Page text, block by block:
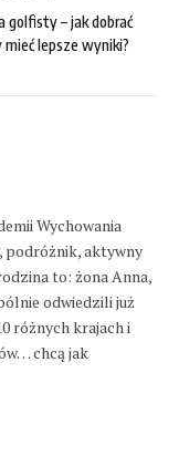
golfisty – jak dobrać
mieć lepsze wyniki?
Wychowania
podróżnik, aktywny
to: żona Anna,
odwiedzili już
różnych krajach i
chcą jak